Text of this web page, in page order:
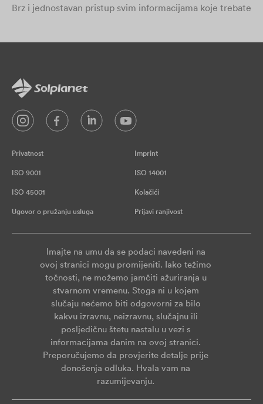
Brz i jednostavan pristup svim informacijama koje trebate
Privatnost Imprint
ISO 9001 ISO 14001
ISO 45001 Kolačići
Ugovor o pružanju usluga Prijavi ranjivost
Imajte na umu da se podaci navedeni na
ovoj stranici mogu promijeniti. Iako težimo
točnosti, ne možemo jamčiti ažuriranja u
stvarnom vremenu. Stoga ni u kojem
slučaju nećemo biti odgovorni za bilo
kakvu izravnu, neizravnu, slučajnu ili
posljedičnu štetu nastalu u vezi s
informacijama danim na ovoj stranici.
Preporučujemo da provjerite detalje prije
donošenja odluka. Hvala vam na
razumijevanju.